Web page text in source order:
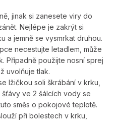
jinak si zanesete viry do
Nejlépe je zakrýt si
a jemně se vysmrkat druhou.
necestujte letadlem, může
Případně použijte nosní sprej
uvolňuje tlak.
lžičkou soli škrábání v krku,
ve 2 šálcích vody se
směs o pokojové teplotě.
při bolestech v krku,